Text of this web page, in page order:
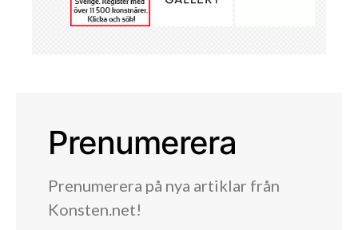
Prenumerera
Prenumerera på nya artiklar från
Konsten.net!